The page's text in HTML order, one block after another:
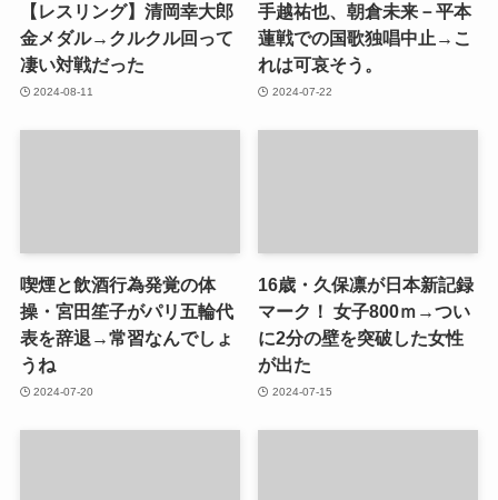
【レスリング】清岡幸大郎
金メダル→クルクル回って
凄い対戦だった
2024-08-11
手越祐也、朝倉未来－平本
蓮戦での国歌独唱中止→こ
れは可哀そう。
2024-07-22
喫煙と飲酒行為発覚の体
操・宮田笙子がパリ五輪代
表を辞退→常習なんでしょ
うね
2024-07-20
16歳・久保凛が日本新記録
マーク！ 女子800ｍ→つい
に2分の壁を突破した女性
が出た
2024-07-15